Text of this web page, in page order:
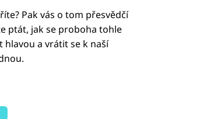
Pak vás o tom přesvědčí
ptát, jak se proboha tohle
hlavou a vrátit se k naší